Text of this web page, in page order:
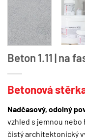
Beton 1.11 | na
Betonová
Nadčasový, odolný
vzhled s jemnou
čistý architektonický